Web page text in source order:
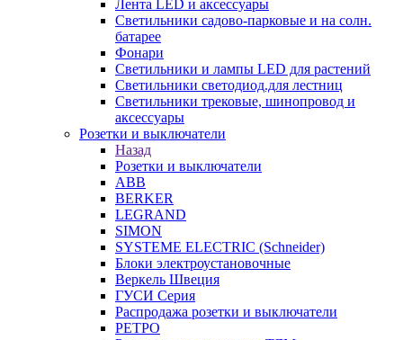
Лента LED и аксессуары
Светильники садово-парковые и на солн.
батарее
Фонари
Светильники и лампы LED для растений
Светильники светодиод.для лестниц
Светильники трековые, шинопровод и
аксессуары
Розетки и выключатели
Назад
Розетки и выключатели
ABB
BERKER
LEGRAND
SIMON
SYSTEME ELECTRIC (Schneider)
Блоки электроустановочные
Веркель Швеция
ГУСИ Серия
Распродажа розетки и выключатели
РЕТРО